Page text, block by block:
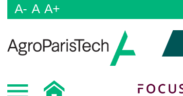
A- A A+